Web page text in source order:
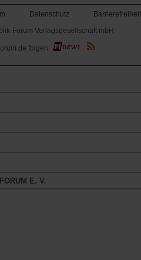
Datenschutz
Barrierefreiheit
Forum Verlagsgesellschaft mbH
(Öffnet
in
neuen
folgen:
E. V.